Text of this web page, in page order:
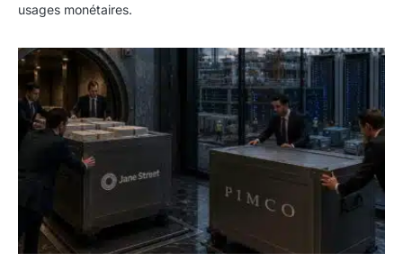
usages monétaires.
Jane Street négocie le transfert de 11 milliards de